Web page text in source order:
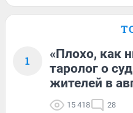
1
«Плохо, как
таролог о
жителей в
15 418 28